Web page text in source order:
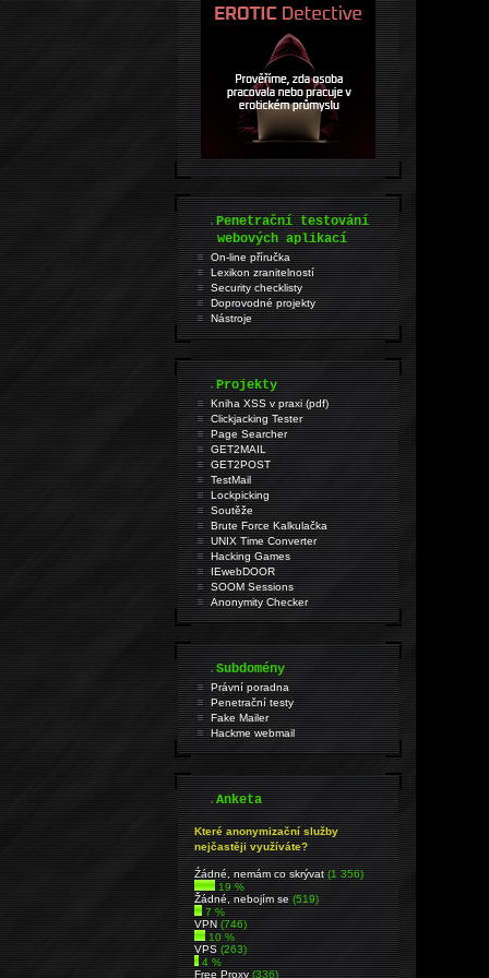
.Penetrační testování
webových aplikací
On-line příručka
Lexikon zranitelností
Security checklisty
Doprovodné projekty
Nástroje
.Projekty
Kniha XSS v praxi (pdf)
Clickjacking Tester
Page Searcher
GET2MAIL
GET2POST
TestMail
Lockpicking
Soutěže
Brute Force Kalkulačka
UNIX Time Converter
Hacking Games
IEwebDOOR
SOOM Sessions
Anonymity Checker
.Subdomény
Právní poradna
Penetrační testy
Fake Mailer
Hackme webmail
.Anketa
Které anonymizační služby
nejčastěji využíváte?
Źádné, nemám co skrývat(1 356)
19 %
Žádné, nebojím se(519)
7 %
VPN(746)
10 %
VPS(263)
4 %
Free Proxy(336)